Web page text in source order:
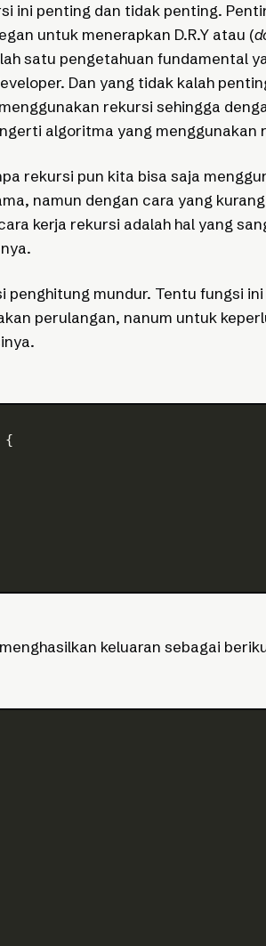
ini penting dan tidak penting.
untuk menerapkan D.R.Y atau (
satu pengetahuan fundamental
Dan yang tidak kalah
rekursi sehingga
algoritma yang menggunakan
rekursi pun kita bisa saja
namun dengan cara yang
kerja rekursi adalah hal yang
penghitung mundur. Tentu fungsi
perulangan, nanum untuk
{
keluaran sebagai